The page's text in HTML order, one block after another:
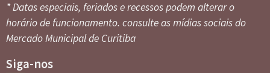
* Datas especiais, feriados e recessos podem alterar o
horário de funcionamento. consulte as mídias sociais do
Mercado Municipal de Curitiba
Siga-nos